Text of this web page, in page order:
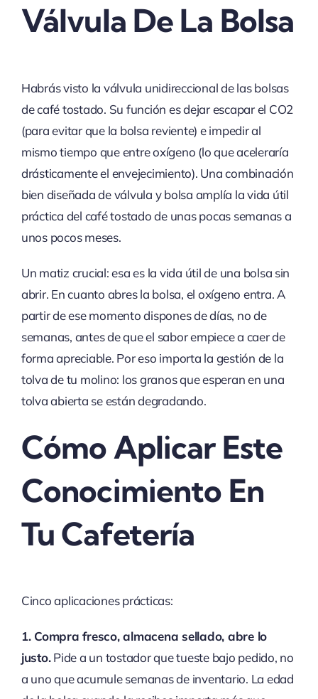
Válvula De La Bolsa
Habrás visto la válvula unidireccional de las bolsas
de café tostado. Su función es dejar escapar el CO2
(para evitar que la bolsa reviente) e impedir al
mismo tiempo que entre oxígeno (lo que aceleraría
drásticamente el envejecimiento). Una combinación
bien diseñada de válvula y bolsa amplía la vida útil
práctica del café tostado de unas pocas semanas a
unos pocos meses.
Un matiz crucial: esa es la vida útil de una bolsa sin
abrir. En cuanto abres la bolsa, el oxígeno entra. A
partir de ese momento dispones de días, no de
semanas, antes de que el sabor empiece a caer de
forma apreciable. Por eso importa la gestión de la
tolva de tu molino: los granos que esperan en una
tolva abierta se están degradando.
Cómo Aplicar Este
Conocimiento En
Tu Cafetería
Cinco aplicaciones prácticas:
1. Compra fresco, almacena sellado, abre lo
justo.Pide a un tostador que tueste bajo pedido, no
a uno que acumule semanas de inventario. La edad